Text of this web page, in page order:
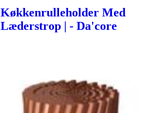
Køkkenrulleholder Med
Læderstrop | - Da'core